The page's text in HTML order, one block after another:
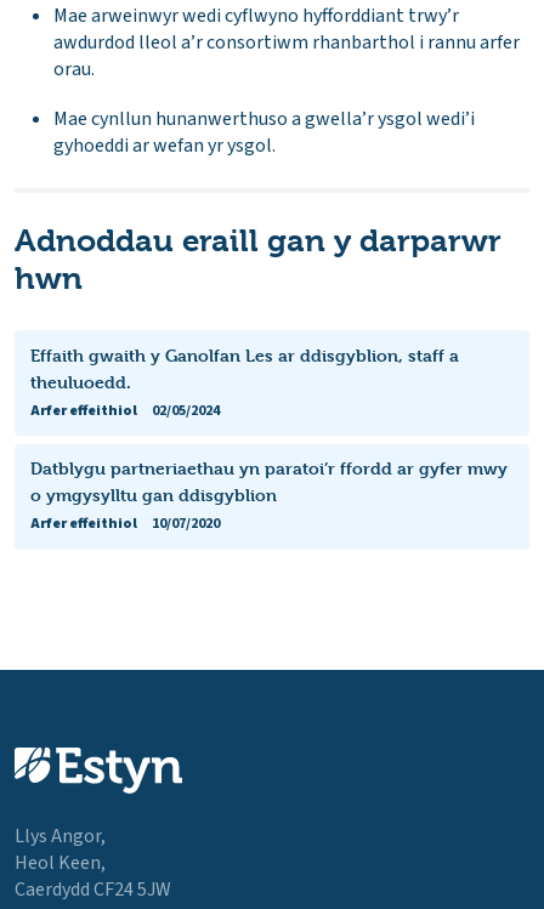
Mae arweinwyr wedi cyflwyno hyfforddiant trwy’r
awdurdod lleol a’r consortiwm rhanbarthol i rannu arfer
orau.
Mae cynllun hunanwerthuso a gwella’r ysgol wedi’i
gyhoeddi ar wefan yr ysgol.
Adnoddau eraill gan y darparwr
hwn
Effaith gwaith y Ganolfan Les ar ddisgyblion, staff a
theuluoedd.
Arfer effeithiol
02/05/2024
Datblygu partneriaethau yn paratoi’r ffordd ar gyfer mwy
o ymgysylltu gan ddisgyblion
Arfer effeithiol
10/07/2020
Llys Angor,
Heol Keen,
Caerdydd CF24 5JW